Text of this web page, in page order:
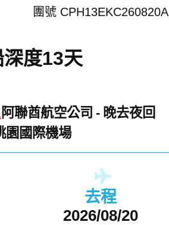
團號 CPH13EKC260820A
深度13天
阿聯酋航空公司
晚去夜回
園國際機場
去程
2026/08/20